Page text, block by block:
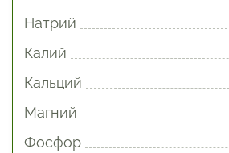
Натрий
Калий
Кальций
Магний
Фосфор